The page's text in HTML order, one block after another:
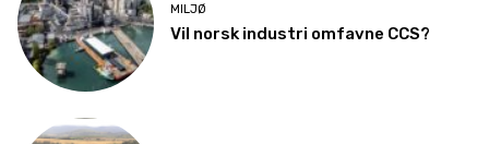
MILJØ
Vil norsk industri omfavne CCS?